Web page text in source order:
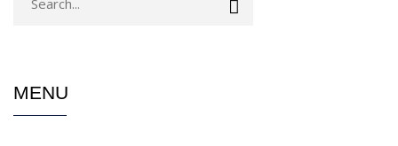
MENU